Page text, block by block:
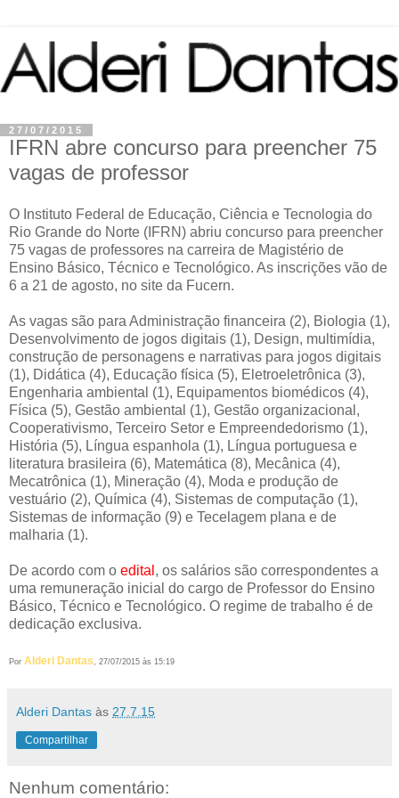
27/07/2015
IFRN abre concurso para preencher 75
vagas de professor
O Instituto Federal de Educação, Ciência e Tecnologia do
Rio Grande do Norte (IFRN) abriu concurso para preencher
75 vagas de professores na carreira de Magistério de
Ensino Básico, Técnico e Tecnológico. As inscrições vão de
6 a 21 de agosto, no site da Fucern.
As vagas são para Administração financeira (2), Biologia (1),
Desenvolvimento de jogos digitais (1), Design, multimídia,
construção de personagens e narrativas para jogos digitais
(1), Didática (4), Educação física (5), Eletroeletrônica (3),
Engenharia ambiental (1), Equipamentos biomédicos (4),
Física (5), Gestão ambiental (1), Gestão organizacional,
Cooperativismo, Terceiro Setor e Empreendedorismo (1),
História (5), Língua espanhola (1), Língua portuguesa e
literatura brasileira (6), Matemática (8), Mecânica (4),
Mecatrônica (1), Mineração (4), Moda e produção de
vestuário (2), Química (4), Sistemas de computação (1),
Sistemas de informação (9) e Tecelagem plana e de
malharia (1).
De acordo com o edital , os salários são correspondentes a
uma remuneração inicial do cargo de Professor do Ensino
Básico, Técnico e Tecnológico. O regime de trabalho é de
dedicação exclusiva.
Por Alderi Dantas, 27/07/2015 às 15:19
Alderi Dantas às 27.7.15
Compartilhar
Nenhum comentário: